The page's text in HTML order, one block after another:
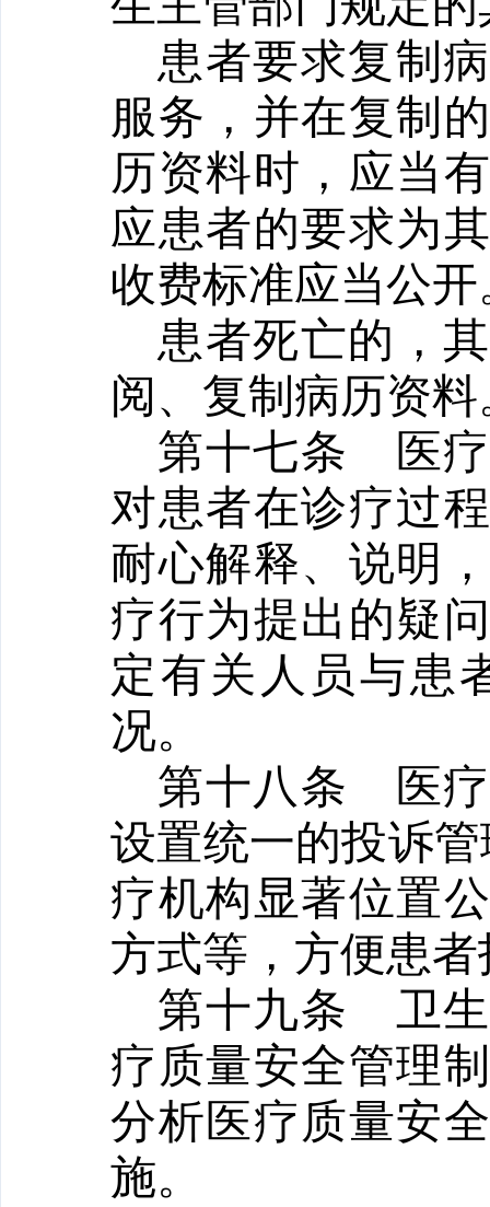
患者要求复制
服务，并在复制
历资料时，应当
应患者的要求为
收费标准应当公开
患者死亡的，
阅、复制病历资料
第十七条
医
对患者在诊疗过
耐心解释、说明
疗行为提出的疑
定有关人员与患
况。
第十八条
医
设置统一的投诉
疗机构显著位置
方式等，方便患
第十九条 卫
疗质量安全管理
分析医疗质量安
施。